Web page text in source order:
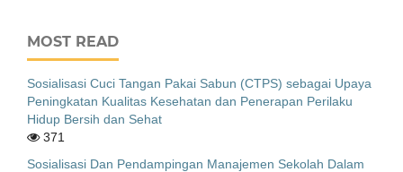
MOST READ
Sosialisasi Cuci Tangan Pakai Sabun (CTPS) sebagai Upaya
Peningkatan Kualitas Kesehatan dan Penerapan Perilaku
Hidup Bersih dan Sehat
371
Sosialisasi Dan Pendampingan Manajemen Sekolah Dalam